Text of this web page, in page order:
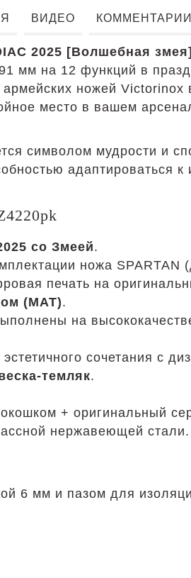
ВИДЕО КОММЕНТАРИИ
2025 [Волшебная змея]
мм на 12 функций в
ножей
место в вашем
символом мудрости и
адаптироваться
со Змеей.
ножа SPARTAN
печать на
(MAT).
на
сочетания с
темляк.
+ оригинальный
нержавеющей стали.
6 мм и пазом для